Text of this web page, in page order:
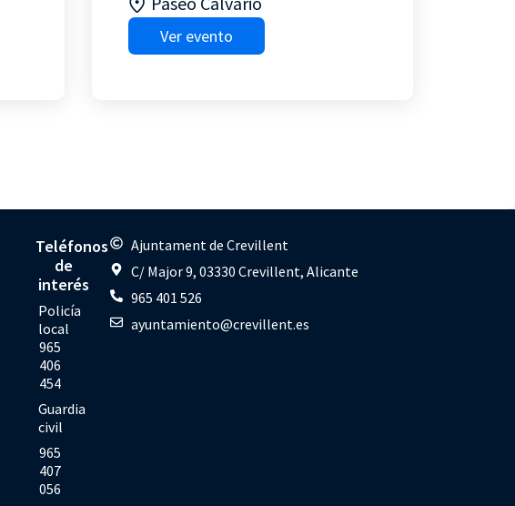
Ver evento
Teléfonos
de
interés
Policía
local
965
406
454
Guardia
civil
965
407
056
Ajuntament de Crevillent
C/ Major 9, 03330 Crevillent, Alicante
965 401 526
ayuntamiento@crevillent.es